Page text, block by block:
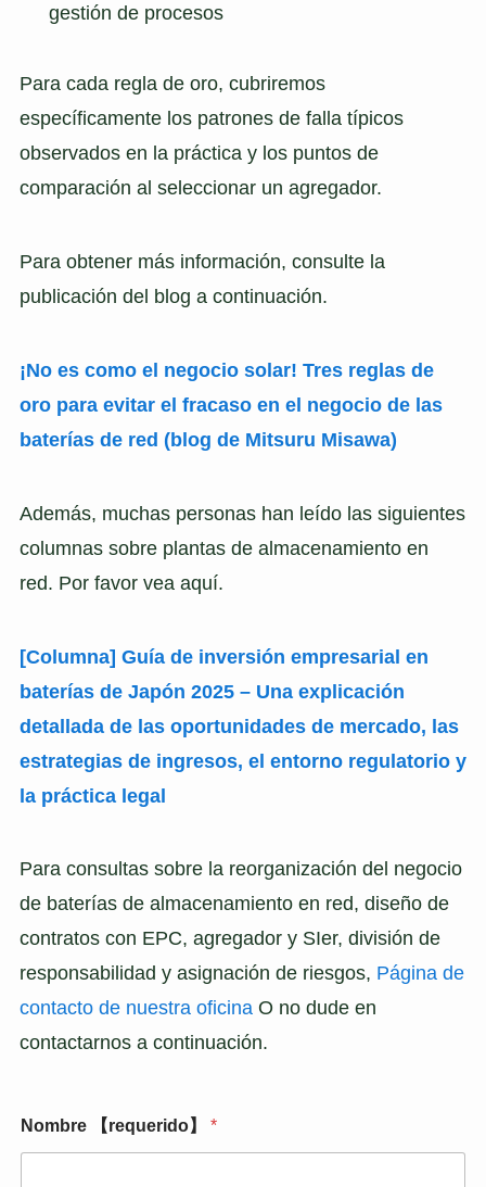
gestión de procesos
Para cada regla de oro, cubriremos
específicamente los patrones de falla típicos
observados en la práctica y los puntos de
comparación al seleccionar un agregador.
Para obtener más información, consulte la
publicación del blog a continuación.
¡No es como el negocio solar! Tres reglas de
oro para evitar el fracaso en el negocio de las
baterías de red (blog de Mitsuru Misawa)
Además, muchas personas han leído las siguientes
columnas sobre plantas de almacenamiento en
red. Por favor vea aquí.
[Columna] Guía de inversión empresarial en
baterías de Japón 2025 – Una explicación
detallada de las oportunidades de mercado, las
estrategias de ingresos, el entorno regulatorio y
la práctica legal
Para consultas sobre la reorganización del negocio
de baterías de almacenamiento en red, diseño de
contratos con EPC, agregador y SIer, división de
responsabilidad y asignación de riesgos, Página de
contacto de nuestra oficina O no dude en
contactarnos a continuación.
Nombre 【requerido】 *